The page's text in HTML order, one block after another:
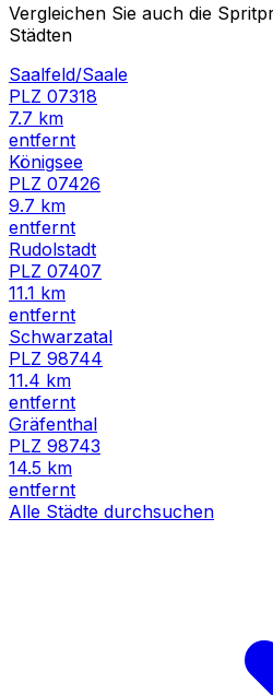
Vergleichen Sie auch die
Städten
Saalfeld/Saale
PLZ 07318
7.7 km
entfernt
Königsee
PLZ 07426
9.7 km
entfernt
Rudolstadt
PLZ 07407
11.1 km
entfernt
Schwarzatal
PLZ 98744
11.4 km
entfernt
Gräfenthal
PLZ 98743
14.5 km
entfernt
Alle Städte durchsuchen